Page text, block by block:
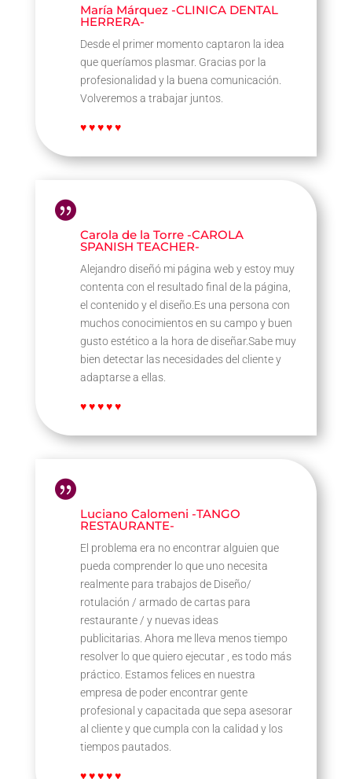
María Márquez -CLINICA DENTAL
HERRERA-
Desde el primer momento captaron la idea
que queríamos plasmar. Gracias por la
profesionalidad y la buena comunicación.
Volveremos a trabajar juntos.
♥ ♥ ♥ ♥ ♥

Carola de la Torre -CAROLA
SPANISH TEACHER-
Alejandro diseñó mi página web y estoy muy
contenta con el resultado final de la página,
el contenido y el diseño.Es una persona con
muchos conocimientos en su campo y buen
gusto estético a la hora de diseñar.Sabe muy
bien detectar las necesidades del cliente y
adaptarse a ellas.
♥ ♥ ♥ ♥ ♥

Luciano Calomeni -TANGO
RESTAURANTE-
El problema era no encontrar alguien que
pueda comprender lo que uno necesita
realmente para trabajos de Diseño/
rotulación / armado de cartas para
restaurante / y nuevas ideas
publicitarias. Ahora me lleva menos tiempo
resolver lo que quiero ejecutar , es todo más
práctico. Estamos felices en nuestra
empresa de poder encontrar gente
profesional y capacitada que sepa asesorar
al cliente y que cumpla con la calidad y los
tiempos pautados.
♥ ♥ ♥ ♥ ♥